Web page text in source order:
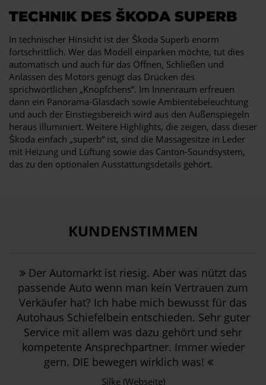
TECHNIK DES ŠKODA SUPERB
In technischer Hinsicht ist der Škoda Superb enorm
fortschrittlich. Wer das Modell einparken möchte, tut dies
automatisch und auch für das Öffnen, Schließen und
Anlassen des Motors genügt das Drücken des
sprichwörtlichen „Knöpfchens“. Im Innenraum erfreuen
dann ein Panorama-Glasdach sowie Ambientebeleuchtung
und auch der Einstiegsbereich wird aus den Außenspiegeln
heraus illuminiert. Weitere Highlights, die zeigen, dass dieser
Škoda einfach „superb“ ist, sind die Massagesitze in Leder
mit Heizung und Lüftung sowie das Canton-Soundsystem,
das zu den optionalen Ausstattungsdetails gehört.
KUNDENSTIMMEN
Der Automarkt ist riesig. Aber was nützt das
passende Auto wenn man kein Vertrauen zum
Verkäufer hat? Ich habe mich bewusst für das
Autohaus Schiefelbein entschieden. Sehr guter
Service mit allem was dazu gehört und sehr
kompetente Ansprechpartner. Immer wieder
gern. DIE bewegen wirklich was!
Silke (Webseite)